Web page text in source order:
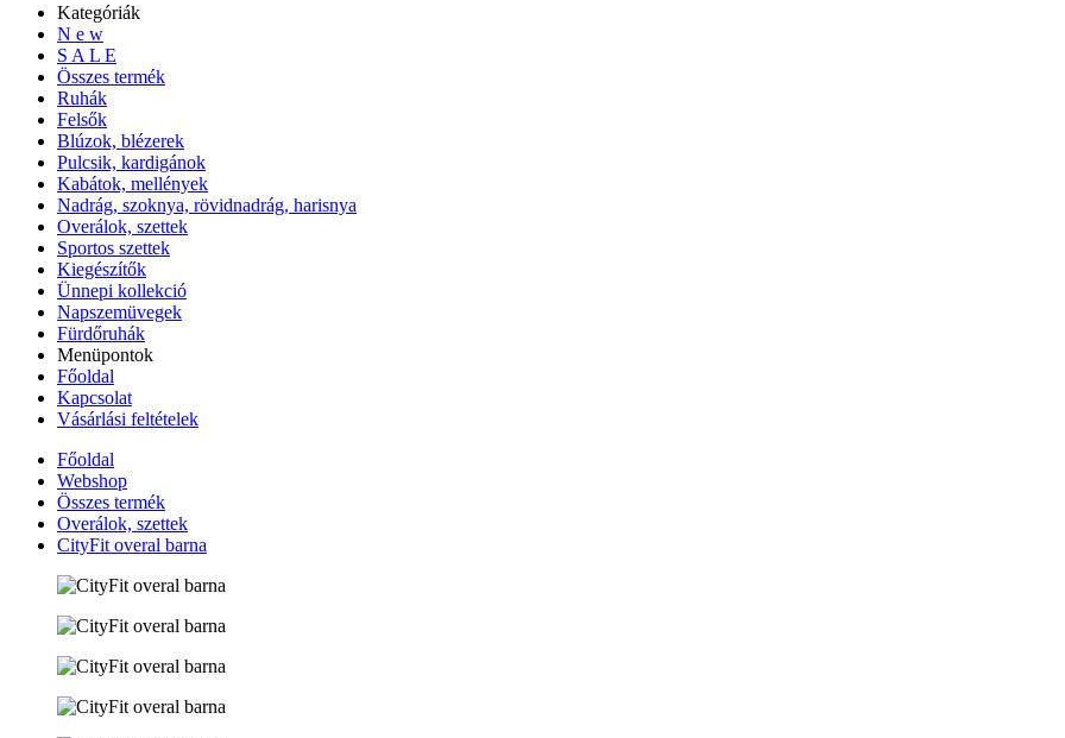
Kategóriák
N e w
S A L E
Összes termék
Ruhák
Felsők
Blúzok, blézerek
Pulcsik, kardigánok
Kabátok, mellények
Nadrág, szoknya, rövidnadrág, harisnya
Overálok, szettek
Sportos szettek
Kiegészítők
Ünnepi kollekció
Napszemüvegek
Fürdőruhák
Menüpontok
Főoldal
Kapcsolat
Vásárlási feltételek
Főoldal
Webshop
Összes termék
Overálok, szettek
CityFit overal barna